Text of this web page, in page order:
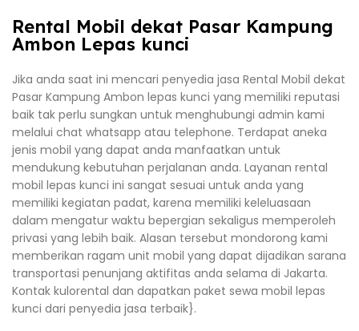
Rental Mobil dekat Pasar Kampung
Ambon Lepas kunci
Jika anda saat ini mencari penyedia jasa Rental Mobil dekat
Pasar Kampung Ambon lepas kunci yang memiliki reputasi
baik tak perlu sungkan untuk menghubungi admin kami
melalui chat whatsapp atau telephone. Terdapat aneka
jenis mobil yang dapat anda manfaatkan untuk
mendukung kebutuhan perjalanan anda. Layanan rental
mobil lepas kunci ini sangat sesuai untuk anda yang
memiliki kegiatan padat, karena memiliki keleluasaan
dalam mengatur waktu bepergian sekaligus memperoleh
privasi yang lebih baik. Alasan tersebut mondorong kami
memberikan ragam unit mobil yang dapat dijadikan sarana
transportasi penunjang aktifitas anda selama di Jakarta.
Kontak kulorental dan dapatkan paket sewa mobil lepas
kunci dari penyedia jasa terbaik}.